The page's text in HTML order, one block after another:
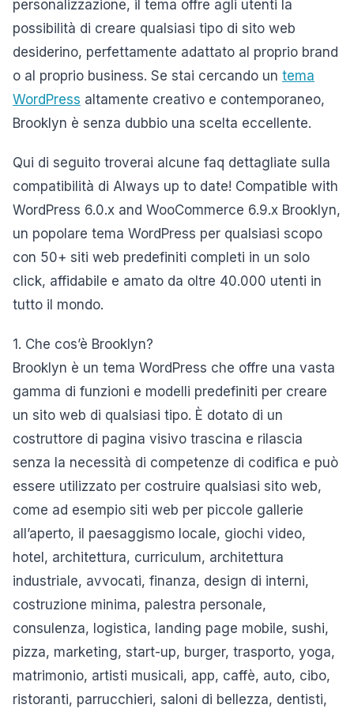
personalizzazione, il tema offre agli utenti la
possibilità di creare qualsiasi tipo di sito web
desiderino, perfettamente adattato al proprio brand
o al proprio business. Se stai cercando un tema
WordPress altamente creativo e contemporaneo,
Brooklyn è senza dubbio una scelta eccellente.
Qui di seguito troverai alcune faq dettagliate sulla
compatibilità di Always up to date! Compatible with
WordPress 6.0.x and WooCommerce 6.9.x Brooklyn,
un popolare tema WordPress per qualsiasi scopo
con 50+ siti web predefiniti completi in un solo
click, affidabile e amato da oltre 40.000 utenti in
tutto il mondo.
1. Che cos’è Brooklyn?
Brooklyn è un tema WordPress che offre una vasta
gamma di funzioni e modelli predefiniti per creare
un sito web di qualsiasi tipo. È dotato di un
costruttore di pagina visivo trascina e rilascia
senza la necessità di competenze di codifica e può
essere utilizzato per costruire qualsiasi sito web,
come ad esempio siti web per piccole gallerie
all’aperto, il paesaggismo locale, giochi video,
hotel, architettura, curriculum, architettura
industriale, avvocati, finanza, design di interni,
costruzione minima, palestra personale,
consulenza, logistica, landing page mobile, sushi,
pizza, marketing, start-up, burger, trasporto, yoga,
matrimonio, artisti musicali, app, caffè, auto, cibo,
ristoranti, parrucchieri, saloni di bellezza, dentisti,